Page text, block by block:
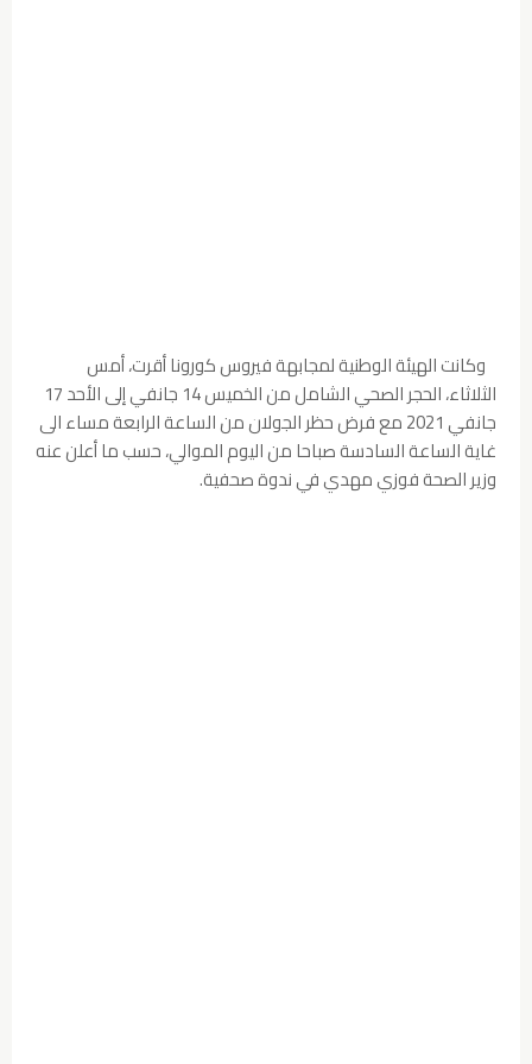
وكانت الهيئة الوطنية لمجابهة فيروس كورونا أقرت، أمس
الثلاثاء، الحجر الصحي الشامل من الخميس 14 جانفي إلى الأحد 17
جانفي 2021 مع فرض حظر الجولان من الساعة الرابعة مساء الى
غاية الساعة السادسة صباحا من اليوم الموالي، حسب ما أعلن عنه
وزير الصحة فوزي مهدي في ندوة صحفية.